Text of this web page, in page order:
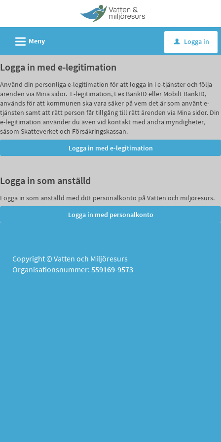
L Meny u Logga in
Logga in med e-legitimation
Använd din personliga e-legitimation för att logga in i e-tjänster och följa
ärenden via Mina sidor. E-legitimation, t ex BankID eller Mobilt BankID,
används för att kommunen ska vara säker på vem det är som använt e-
tjänsten samt att rätt person får tillgång till rätt ärenden via Mina sidor. Din
e-legitimation använder du även vid kontakt med andra myndigheter,
såsom Skatteverket och Försäkringskassan.
Logga in som anställd
Logga in som anställd med ditt personalkonto på Vatten och miljöresurs.
Copyright © Vatten och Miljöresurs
Organisationsnummer: 559169-9573